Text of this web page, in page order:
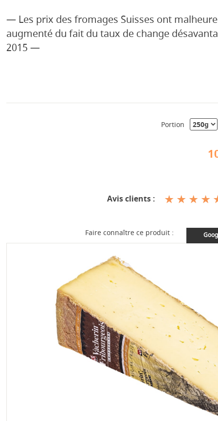
— Les prix des fromages Suisses ont
augmenté du fait du taux de change
2015 —
Portion
Avis clients :
Faire connaître ce produit :